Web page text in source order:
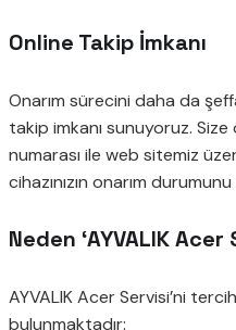
Online Takip İmkanı
Onarım sürecini daha da
takip imkanı sunuyoruz.
numarası ile web sitemiz
cihazınızın onarım
Neden ‘AYVALIK
AYVALIK Acer Servisi’ni
bulunmaktadır: